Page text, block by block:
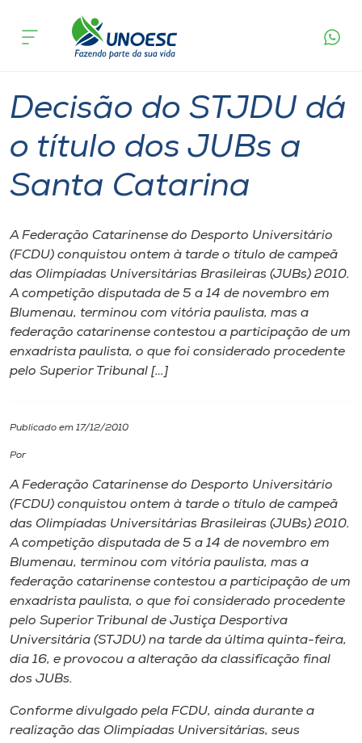
Cursos
Pesquisa
Atendimento ao Estudante
Portal de Ensino
A
Unoesc
Internacionalização
Cultura
CPA
Biblioteca
Editora
Rádio
Museu
acontece
Decisão do STJDU dá
o título dos JUBs a
Santa Catarina
A Federação Catarinense do Desporto Universitário
(FCDU) conquistou ontem à tarde o título de campeã
das Olimpíadas Universitárias Brasileiras (JUBs) 2010.
A competição disputada de 5 a 14 de novembro em
Blumenau, terminou com vitória paulista, mas a
federação catarinense contestou a participação de um
enxadrista paulista, o que foi considerado procedente
pelo Superior Tribunal […]
Publicado em 17/12/2010
Por
A Federação Catarinense do Desporto Universitário
(FCDU) conquistou ontem à tarde o título de campeã
das Olimpíadas Universitárias Brasileiras (JUBs) 2010.
A competição disputada de 5 a 14 de novembro em
Blumenau, terminou com vitória paulista, mas a
federação catarinense contestou a participação de um
enxadrista paulista, o que foi considerado procedente
pelo Superior Tribunal de Justiça Desportiva
Universitária (STJDU) na tarde da última quinta-feira,
dia 16, e provocou a alteração da classificação final
dos JUBs.
Conforme divulgado pela FCDU, ainda durante a
realização das Olimpíadas Universitárias, seus